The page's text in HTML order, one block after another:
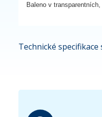
Baleno v
Technické